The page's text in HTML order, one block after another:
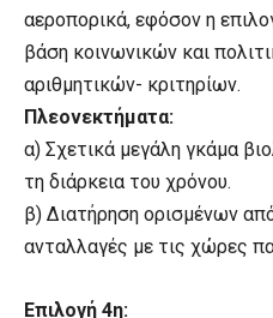
αεροπορικά, εφόσον η
βάση κοινωνικών και
αριθμητικών- κριτηρίων.
Πλεονεκτήματα:
α) Σχετικά μεγάλη γκάμα
τη διάρκεια του χρόνου.
β) Διατήρηση ορισμένων
ανταλλαγές με τις χώρες
Επιλογή 4η: